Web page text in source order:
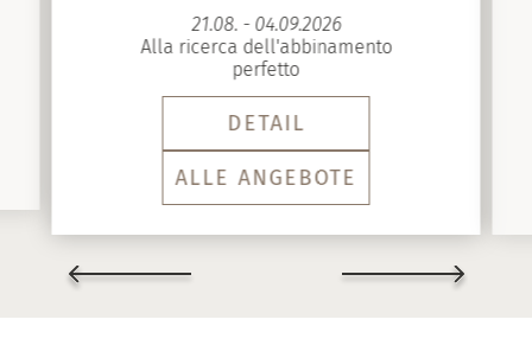
21.08. - 04.09.2026
Alla ricerca dell'abbinamento
perfetto
DETAIL
ALLE ANGEBOTE